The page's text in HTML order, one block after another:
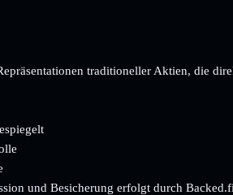
traditioneller Aktien, die
und Besicherung erfolgt durch